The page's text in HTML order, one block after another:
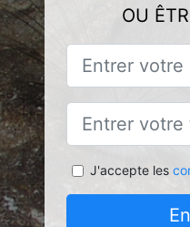
OU
J'accepte les